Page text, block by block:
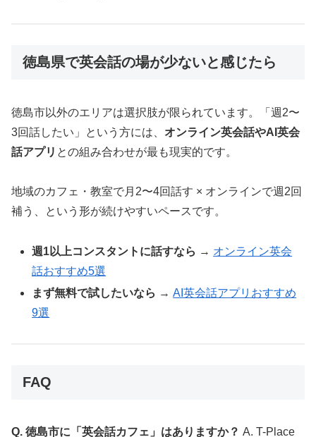
徳島県で英会話の場が少ないと感じたら
徳島市以外のエリアは選択肢が限られています。「週2〜
3回話したい」という方には、 オンライン英会話やAI英会
話アプリ との組み合わせが最も現実的です。
地域のカフェ・教室で月2〜4回話す × オンラインで週2回
補う、という形が続けやすいペースです。
週1以上コンスタントに話すなら → オンライン英会
話おすすめ5選
まず無料で試したいなら →AI英会話アプリおすすめ
9選
FAQ
Q. 徳島市に「英会話カフェ」はありますか？ A. T-Place